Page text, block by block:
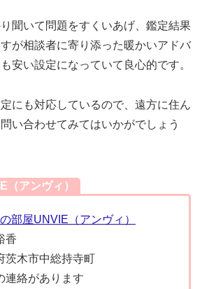
聞いて問題をすくいあげ、鑑定結果
が相談者に寄り添った暖かいアドバ
安い設定になっていて良心的です。
にも対応しているので、遠方に住ん
い合わせてみてはいかがでしょう
（アンヴィ）
部屋UNVIE（アンヴィ）
香
茨木市中総持寺町
絡があります